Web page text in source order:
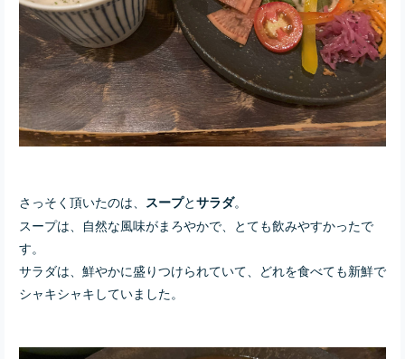
さっそく頂いたのは、 スープとサラダ。
スープは、自然な風味がまろやかで、とても飲みやすかったで
す。
サラダは、鮮やかに盛りつけられていて、どれを食べても新鮮で
シャキシャキしていました。